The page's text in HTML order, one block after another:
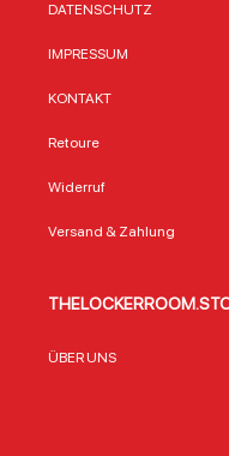
DATENSCHUTZ
IMPRESSUM
KONTAKT
Retoure
Widerruf
Versand & Zahlung
ÜBER UNS